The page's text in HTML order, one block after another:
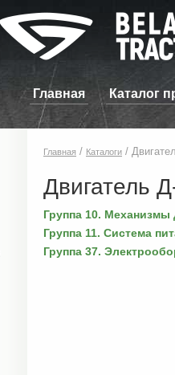
Главная Каталог
Главная / Каталоги /
Двигатель
Группа 10. Механизмы
Группа 11. Система
Группа 37.